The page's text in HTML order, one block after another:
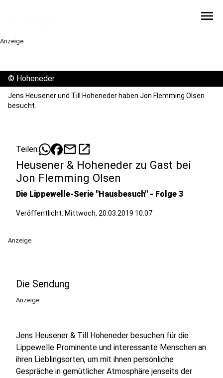
menu
Anzeige
© Hoheneder
Jens Heusener und Till Hoheneder haben Jon Flemming Olsen
besucht.
Teilen: mailopen_in_new
Heusener & Hoheneder zu Gast bei
Jon Flemming Olsen
Die Lippewelle-Serie "Hausbesuch" - Folge 3
Veröffentlicht: Mittwoch, 20.03.2019 10:07
Anzeige
Die Sendung
Anzeige
Jens Heusener & Till Hoheneder besuchen für die
Lippewelle Prominente und interessante Menschen an
ihren Lieblingsorten, um mit ihnen persönliche
Gespräche in gemütlicher Atmosphäre jenseits der